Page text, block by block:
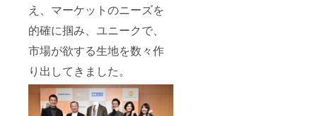
え、マーケットのニーズを
的確に掴み、ユニークで、
市場が欲する生地を数々作
り出してきました。